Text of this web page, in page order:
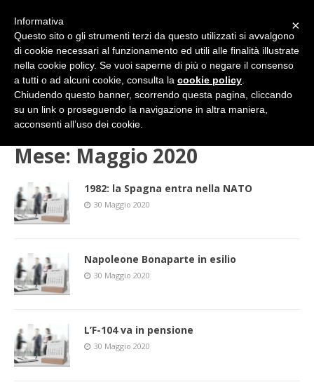
2020 Maggio
Mese: Maggio 2020
1982: la Spagna entra nella NATO
30 Maggio 2020
Napoleone Bonaparte in esilio
30 Maggio 2020
L’F-104 va in pensione
30 Maggio 2020
×
Informativa
Questo sito o gli strumenti terzi da questo utilizzati si avvalgono
di cookie necessari al funzionamento ed utili alle finalità illustrate
nella cookie policy. Se vuoi saperne di più o negare il consenso
a tutti o ad alcuni cookie, consulta la cookie policy
Chiudendo questo banner, scorrendo questa pagina, cliccando
su un link o proseguendo la navigazione in altra maniera,
acconsenti all’uso dei cookie.